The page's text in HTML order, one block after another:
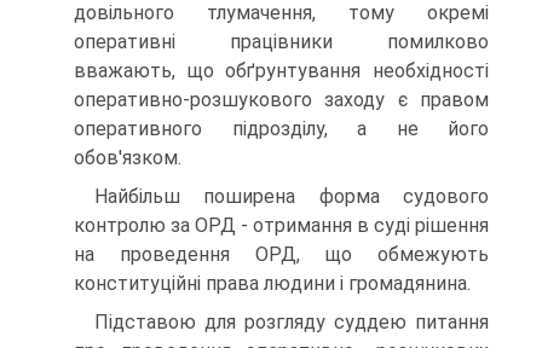
довільного тлумачення, тому окремі
оперативні працівники помилково
вважають, що обґрунтування необхідності
оперативно-розшукового заходу є правом
оперативного підрозділу, а не його
обов'язком.
Найбільш поширена форма судового
контролю за ОРД - отримання в суді рішення
на проведення ОРД, що обмежують
конституційні права людини і громадянина.
Підставою для розгляду суддею питання